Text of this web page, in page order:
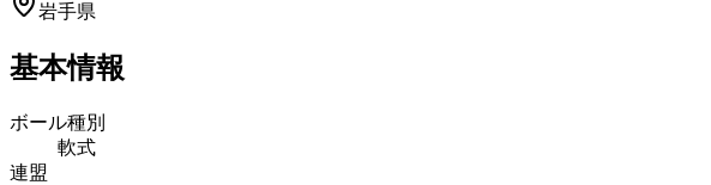
岩手県
基本情報
ボール種別
軟式
連盟